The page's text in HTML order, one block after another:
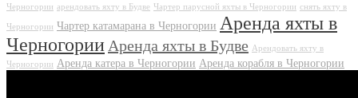
Черногории арендовать яхту в Будве Чартер парусной яхты в Черногории снять яхту в
Черногории Чартер катамарана в Черногории Аренда яхты в
Черногории Аренда яхты в Будве Арендовать яхту в
Черногории Аренда катера в Черногории Аренда корабля в Черногории